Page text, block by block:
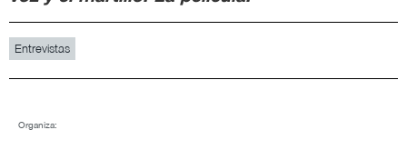
Entrevistas
Organiza: